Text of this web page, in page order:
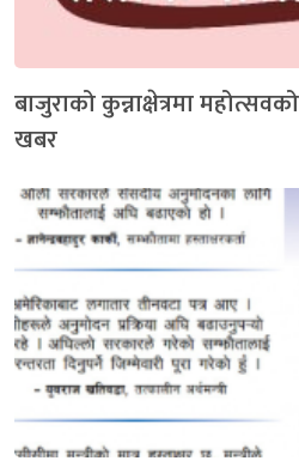
बाजुराको कुन्नाक्षेत्रमा
खबर